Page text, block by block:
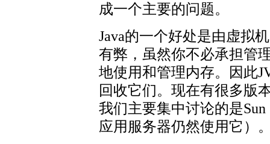
成一个主要的问题。
Java的一个好处是由虚拟
有弊，虽然你不必承担管
地使用和管理内存。因此
回收它们。现在有很多版
我们主要集中讨论的是
应用服务器仍然使用它）